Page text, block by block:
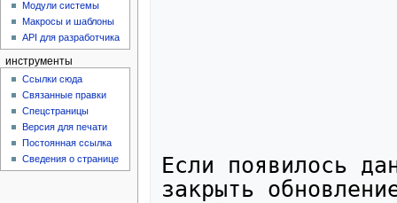
Если появилось
закрыть
Модули системы
Макросы и шаблоны
API для разработчика
инструменты
Ссылки сюда
Связанные правки
Спецстраницы
Версия для печати
Постоянная ссылка
Сведения о странице